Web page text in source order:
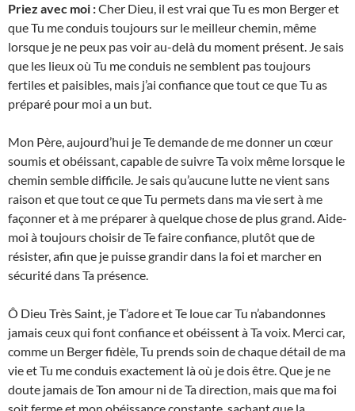
Priez avec moi :Cher Dieu, il est vrai que Tu es mon Berger et
que Tu me conduis toujours sur le meilleur chemin, même
lorsque je ne peux pas voir au-delà du moment présent. Je sais
que les lieux où Tu me conduis ne semblent pas toujours
fertiles et paisibles, mais j’ai confiance que tout ce que Tu as
préparé pour moi a un but.
Mon Père, aujourd’hui je Te demande de me donner un cœur
soumis et obéissant, capable de suivre Ta voix même lorsque le
chemin semble difficile. Je sais qu’aucune lutte ne vient sans
raison et que tout ce que Tu permets dans ma vie sert à me
façonner et à me préparer à quelque chose de plus grand. Aide-
moi à toujours choisir de Te faire confiance, plutôt que de
résister, afin que je puisse grandir dans la foi et marcher en
sécurité dans Ta présence.
Ô Dieu Très Saint, je T’adore et Te loue car Tu n’abandonnes
jamais ceux qui font confiance et obéissent à Ta voix. Merci car,
comme un Berger fidèle, Tu prends soin de chaque détail de ma
vie et Tu me conduis exactement là où je dois être. Que je ne
doute jamais de Ton amour ni de Ta direction, mais que ma foi